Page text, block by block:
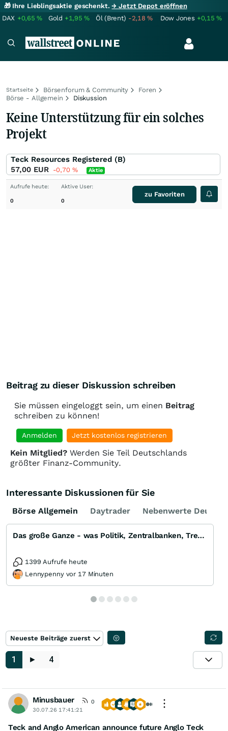
🎁 Ihre Lieblingsaktie geschenkt.→ Jetzt Depot eröffnen
DAX +0,65% Gold +1,95% Öl (Brent) -2,18% Dow Jones +0,15%
Startseite Börsenforum & Community
Foren
Börse - Allgemein
Diskussion
Keine Unterstützung für ein solches
Projekt
Teck Resources Registered (B)
57,00 EUR -0,70 % Aktie
Aufrufe heute:
0
Aktive User:
0
zu Favoriten
Beitrag zu dieser Diskussion schreiben
Sie müssen eingeloggt sein, um einen Beitrag
schreiben zu können!
Anmelden Jetzt kostenlos registrieren
Kein Mitglied? Werden Sie Teil Deutschlands
größter Finanz-Community.
Interessante Diskussionen für Sie
Börse Allgemein Daytrader Nebenwerte
Das große Ganze - was Politik, Zentralbanken, Trends, Medien und Gesellschaft mit Aktien, Rohstoffen
1399 Aufrufe heute
Lennypenny vor 17 Minuten
Neueste Beiträge zuerst
1 ► 4
Minusbauer
0
30.07.26 17:41:21
Teck and Anglo American announce future Anglo Teck